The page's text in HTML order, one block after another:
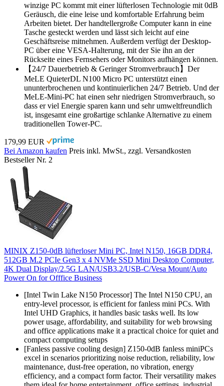
winzige PC kommt mit einer lüfterlosen Technologie mit 0dB
Geräusch, die eine leise und komfortable Erfahrung beim
Arbeiten bietet. Der handtellergroße Computer kann in eine
Tasche gesteckt werden und lässt sich leicht auf eine
Geschäftsreise mitnehmen. Außerdem verfügt der Desktop-
PC über eine VESA-Halterung, mit der Sie ihn an der
Rückseite eines Fernsehers oder Monitors aufhängen können.
【24/7 Dauerbetrieb & Geringer Stromverbrauch】Der
MeLE QuieterDL N100 Micro PC unterstützt einen
ununterbrochenen und kontinuierlichen 24/7 Betrieb. Und der
MeLE-Mini-PC hat einen sehr niedrigen Stromverbrauch, so
dass er viel Energie sparen kann und sehr umweltfreundlich
ist, insgesamt eine großartige schlanke Alternative zu einem
traditionellen Tower-PC.
179,99 EUR
Bei Amazon kaufen Preis inkl. MwSt., zzgl. Versandkosten
Bestseller Nr. 2
MINIX Z150-0dB lüfterloser Mini PC, Intel N150, 16GB DDR4,
512GB M.2 PCIe Gen3 x 4 NVMe SSD Mini Desktop Computer,
4K Dual Display/2.5G LAN/USB3.2/USB-C/Vesa Mount/Auto
Power On for Offfice Business
[Intel Twin Lake N150 Processor] The Intel N150 CPU, an
entry-level processor, is efficient for fanless mini PCs. With
Intel UHD Graphics, it handles basic tasks well. Its low
power usage, affordability, and suitability for web browsing
and office applications make it a practical choice for quiet and
compact computing setups
[Fanless passive cooling design] Z150-0dB fanless miniPCs
excel in scenarios prioritizing noise reduction, reliability, low
maintenance, dust-free operation, no vibration, energy
efficiency, and a compact form factor. Their versatility makes